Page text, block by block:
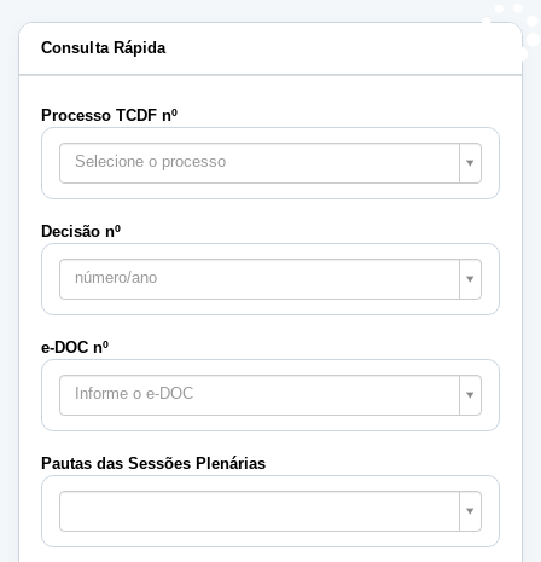
Consulta Rápida
Processo TCDF nº
Selecione o processo
Decisão nº
número/ano
e-DOC nº
Informe o e-DOC
Pautas das Sessões Plenárias
Pautas
Sessões
Plenárias